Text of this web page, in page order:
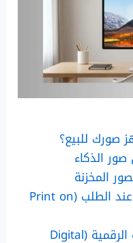
صورك للبيع؟
صور الذكاء
المخزنة
الطريقة الثانية: الطباعة عند الطلب (Print on
الطريقة الثالثة: المنتجات الرقمية (Digital